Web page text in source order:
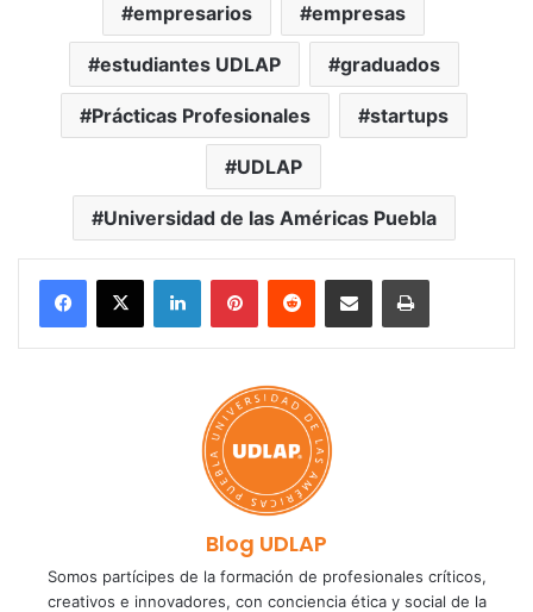
empresarios empresas
estudiantes UDLAP graduados
Prácticas Profesionales startups
UDLAP
Universidad de las Américas Puebla
LinkedInPinterestReddit Share via Email Print
Blog UDLAP
Somos partícipes de la formación de profesionales críticos,
creativos e innovadores, con conciencia ética y social de la